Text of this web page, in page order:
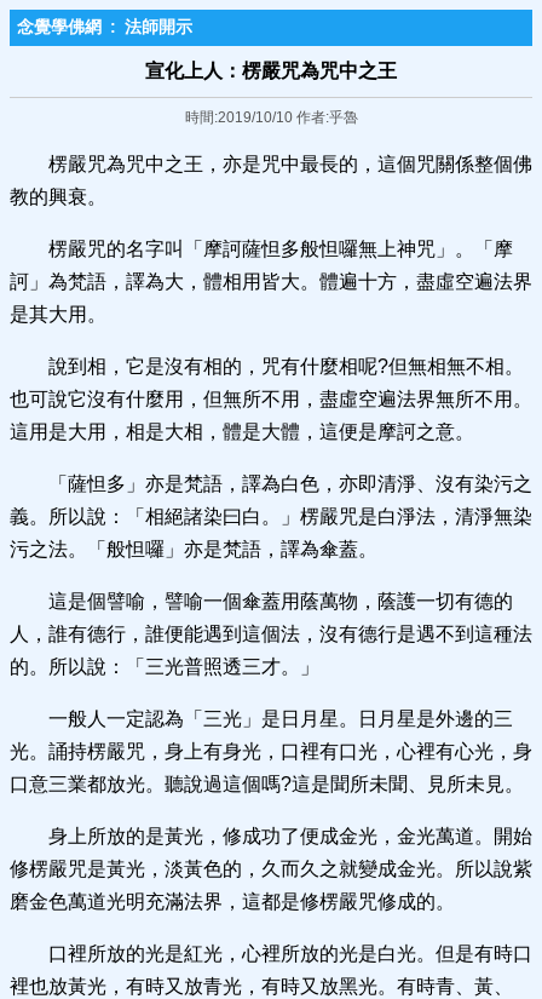
念覺學佛網 : 法師開示
宣化上人：楞嚴咒為咒中之王
時間:2019/10/10 作者:乎魯
楞嚴咒為咒中之王，亦是咒中最長的，這個咒關係整個佛
教的興衰。
楞嚴咒的名字叫「摩訶薩怛多般怛囉無上神咒」。「摩
訶」為梵語，譯為大，體相用皆大。體遍十方，盡虛空遍法界
是其大用。
說到相，它是沒有相的，咒有什麼相呢?但無相無不相。
也可說它沒有什麼用，但無所不用，盡虛空遍法界無所不用。
這用是大用，相是大相，體是大體，這便是摩訶之意。
「薩怛多」亦是梵語，譯為白色，亦即清淨、沒有染污之
義。所以說：「相絕諸染曰白。」楞嚴咒是白淨法，清淨無染
污之法。「般怛囉」亦是梵語，譯為傘蓋。
這是個譬喻，譬喻一個傘蓋用蔭萬物，蔭護一切有德的
人，誰有德行，誰便能遇到這個法，沒有德行是遇不到這種法
的。所以說：「三光普照透三才。」
一般人一定認為「三光」是日月星。日月星是外邊的三
光。誦持楞嚴咒，身上有身光，口裡有口光，心裡有心光，身
口意三業都放光。聽說過這個嗎?這是聞所未聞、見所未見。
身上所放的是黃光，修成功了便成金光，金光萬道。開始
修楞嚴咒是黃光，淡黃色的，久而久之就變成金光。所以說紫
磨金色萬道光明充滿法界，這都是修楞嚴咒修成的。
口裡所放的光是紅光，心裡所放的光是白光。但是有時口
裡也放黃光，有時又放青光，有時又放黑光。有時青、黃、